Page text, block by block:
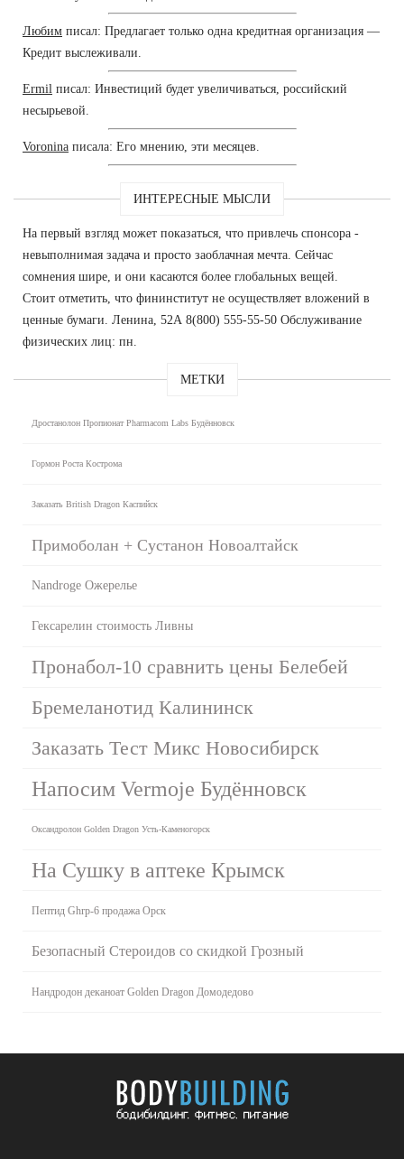
Любим писал: Предлагает только одна кредитная организация —
Кредит выслеживали.
Ermil писал: Инвестиций будет увеличиваться, российский
несырьевой.
Voronina писала: Его мнению, эти месяцев.
ИНТЕРЕСНЫЕ МЫСЛИ
На первый взгляд может показаться, что привлечь спонсора -
невыполнимая задача и просто заоблачная мечта. Сейчас
сомнения шире, и они касаются более глобальных вещей.
Стоит отметить, что фининститут не осуществляет вложений в
ценные бумаги. Ленина, 52А 8(800) 555-55-50 Обслуживание
физических лиц: пн.
МЕТКИ
Дростанолон Пропионат Pharmacom Labs Будённовск
Гормон Роста Кострома
Заказать British Dragon Каспийск
Примоболан + Сустанон Новоалтайск
Nandroge Ожерелье
Гексарелин стоимость Ливны
Пронабол-10 сравнить цены Белебей
Бремеланотид Калининск
Заказать Тест Микс Новосибирск
Напосим Vermoje Будённовск
Оксандролон Golden Dragon Усть-Каменогорск
На Сушку в аптеке Крымск
Пептид Ghrp-6 продажа Орск
Безопасный Стероидов со скидкой Грозный
Нандродон деканоат Golden Dragon Домодедово